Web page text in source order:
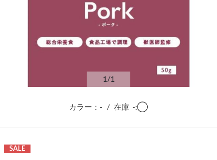
1/1
カラー：- / 在庫 -:◯
SALE